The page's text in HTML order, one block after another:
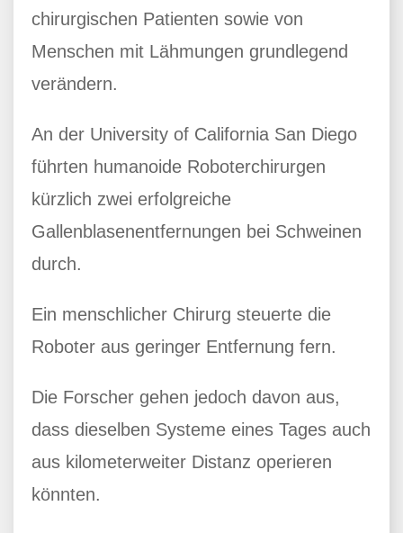
chirurgischen Patienten sowie von
Menschen mit Lähmungen grundlegend
verändern.
An der University of California San Diego
führten humanoide Roboterchirurgen
kürzlich zwei erfolgreiche
Gallenblasenentfernungen bei Schweinen
durch.
Ein menschlicher Chirurg steuerte die
Roboter aus geringer Entfernung fern.
Die Forscher gehen jedoch davon aus,
dass dieselben Systeme eines Tages auch
aus kilometerweiter Distanz operieren
könnten.